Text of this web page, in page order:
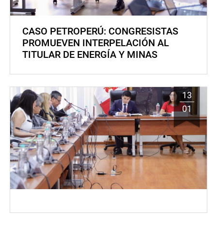
CASO PETROPERÚ: CONGRESISTAS
PROMUEVEN INTERPELACIÓN AL
TITULAR DE ENERGÍA Y MINAS
13
01